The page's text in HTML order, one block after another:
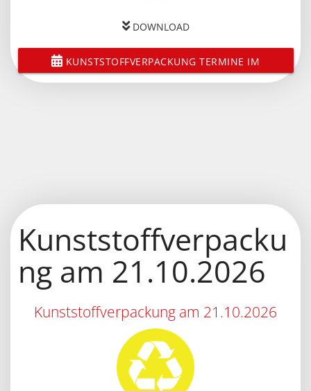
DOWNLOAD
KUNSTSTOFFVERPACKUNG TERMINE IM
KALENDER SPEICHERN
Kunststoffverpacku
ng am 21.10.2026
Kunststoffverpackung am 21.10.2026